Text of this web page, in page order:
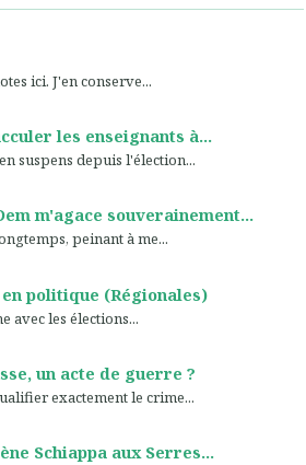
ici. J'en conserve...
les enseignants à...
suspens depuis l'élection...
m'agace souverainement...
peinant à me...
politique (Régionales)
avec les élections...
un acte de guerre ?
exactement le crime...
Schiappa aux Serres...